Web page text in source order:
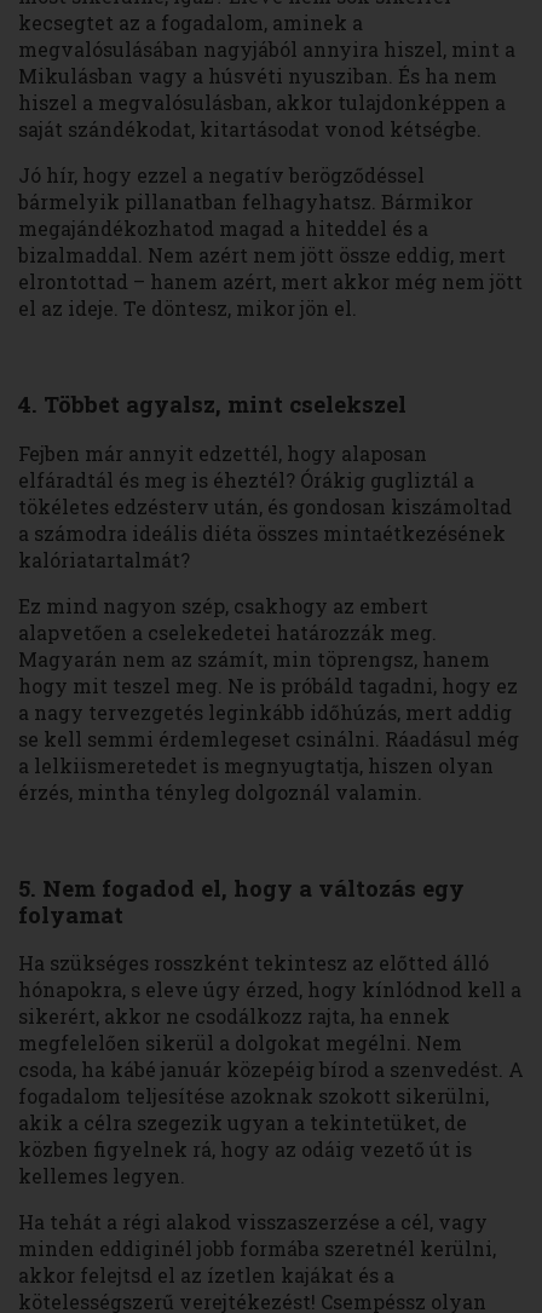
kecsegtet az a fogadalom, aminek a
megvalósulásában nagyjából annyira hiszel, mint a
Mikulásban vagy a húsvéti nyusziban. És ha nem
hiszel a megvalósulásban, akkor tulajdonképpen a
saját szándékodat, kitartásodat vonod kétségbe.
Jó hír, hogy ezzel a negatív berögződéssel
bármelyik pillanatban felhagyhatsz. Bármikor
megajándékozhatod magad a hiteddel és a
bizalmaddal. Nem azért nem jött össze eddig, mert
elrontottad – hanem azért, mert akkor még nem jött
el az ideje. Te döntesz, mikor jön el.
4. Többet agyalsz, mint cselekszel
Fejben már annyit edzettél, hogy alaposan
elfáradtál és meg is éheztél? Órákig gugliztál a
tökéletes edzésterv után, és gondosan kiszámoltad
a számodra ideális diéta összes mintaétkezésének
kalóriatartalmát?
Ez mind nagyon szép, csakhogy az embert
alapvetően a cselekedetei határozzák meg.
Magyarán nem az számít, min töprengsz, hanem
hogy mit teszel meg. Ne is próbáld tagadni, hogy ez
a nagy tervezgetés leginkább időhúzás, mert addig
se kell semmi érdemlegeset csinálni. Ráadásul még
a lelkiismeretedet is megnyugtatja, hiszen olyan
érzés, mintha tényleg dolgoznál valamin.
5. Nem fogadod el, hogy a változás egy
folyamat
Ha szükséges rosszként tekintesz az előtted álló
hónapokra, s eleve úgy érzed, hogy kínlódnod kell a
sikerért, akkor ne csodálkozz rajta, ha ennek
megfelelően sikerül a dolgokat megélni. Nem
csoda, ha kábé január közepéig bírod a szenvedést. A
fogadalom teljesítése azoknak szokott sikerülni,
akik a célra szegezik ugyan a tekintetüket, de
közben figyelnek rá, hogy az odáig vezető út is
kellemes legyen.
Ha tehát a régi alakod visszaszerzése a cél, vagy
minden eddiginél jobb formába szeretnél kerülni,
akkor felejtsd el az ízetlen kajákat és a
kötelességszerű verejtékezést! Csempéssz olyan